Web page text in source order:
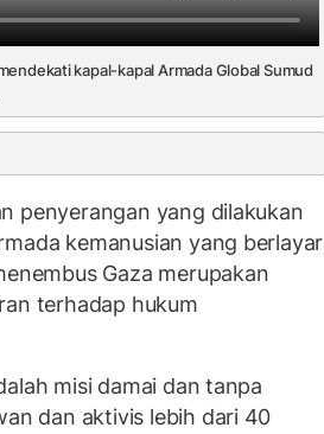
kapal-kapal Armada Global Sumud
penyerangan yang dilakukan
kemanusian yang berlayar
Gaza merupakan
terhadap hukum
misi damai dan tanpa
dan aktivis lebih dari 40